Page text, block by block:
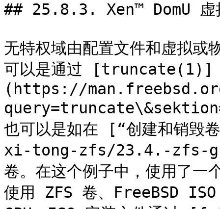
## 25.8.3. Xen™ DomU 虚
无特权域由配置文件和虚拟或
可以是通过 [truncate(1)]
(https://
也可以是如在 [“创建和销
xi-tong-zfs/23.4.-zfs-
卷。在这个例子中，使用了
使用 ZFS 卷、FreeBSD